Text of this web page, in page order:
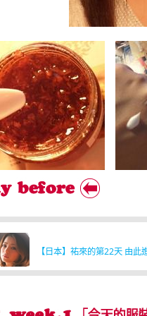
【日本】祐來的第22天 由此